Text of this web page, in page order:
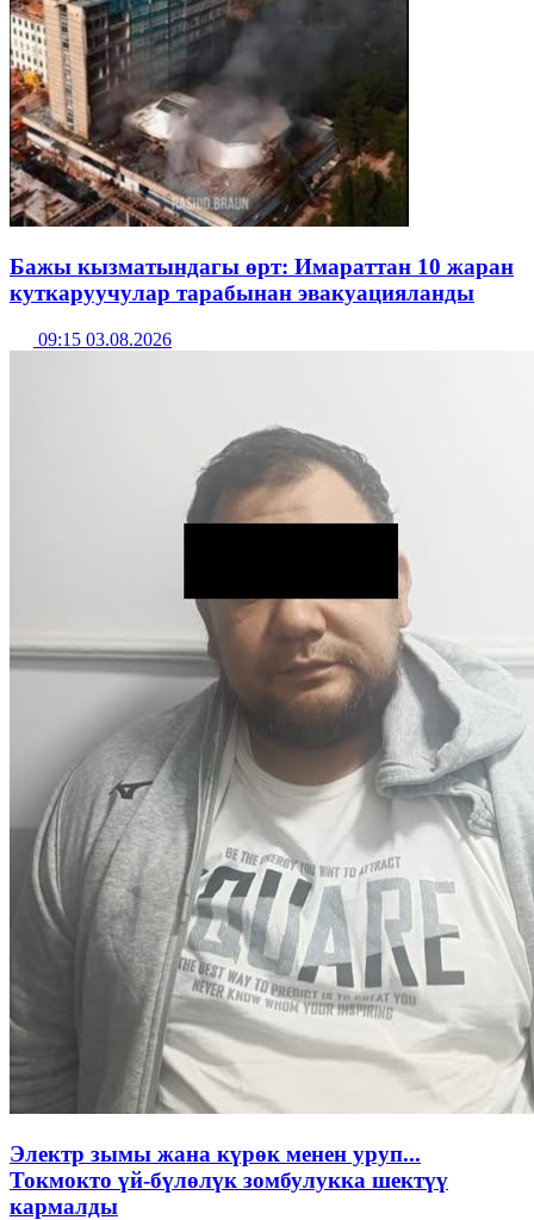
Бажы кызматындагы өрт: Имараттан 10 жаран
куткаруучулар тарабынан эвакуацияланды
09:15 03.08.2026
Электр зымы жана күрөк менен уруп...
Токмокто үй-бүлөлүк зомбулукка шектүү
кармалды